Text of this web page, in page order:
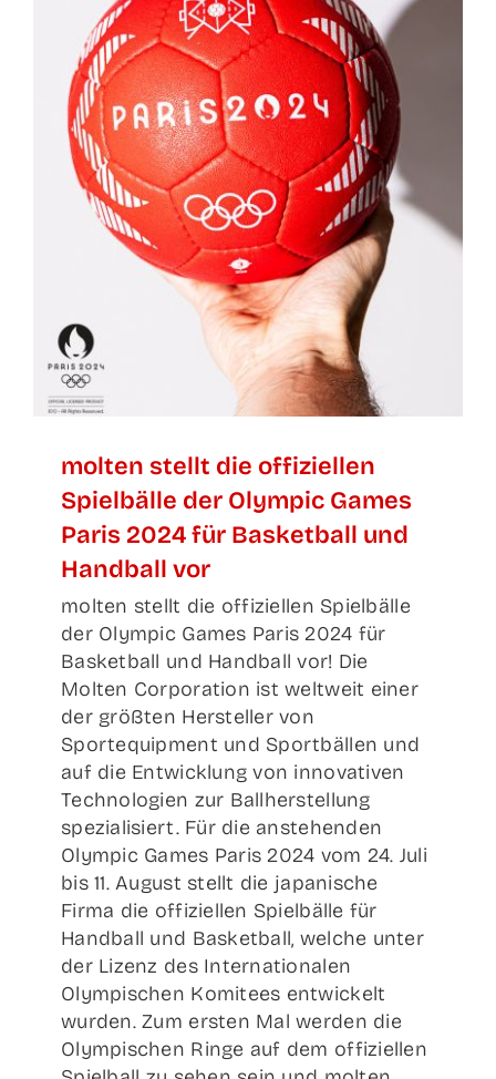
mol­ten stellt die offi­zi­el­len
Spiel­bäl­le der Olym­pic Games
Paris 2024 für Bas­ket­ball und
Hand­ball vor
molten stellt die offiziellen Spielbälle
der Olympic Games Paris 2024 für
Basketball und Handball vor! Die
Molten Corporation ist weltweit einer
der größten Hersteller von
Sportequipment und Sportbällen und
auf die Entwicklung von innovativen
Technologien zur Ballherstellung
spezialisiert. Für die anstehenden
Olympic Games Paris 2024 vom 24. Juli
bis 11. August stellt die japanische
Firma die offiziellen Spielbälle für
Handball und Basketball, welche unter
der Lizenz des Internationalen
Olympischen Komitees entwickelt
wurden. Zum ersten Mal werden die
Olympischen Ringe auf dem offiziellen